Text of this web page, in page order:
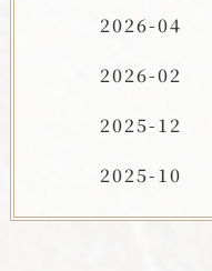
2026-04
2026-02
2025-12
2025-10